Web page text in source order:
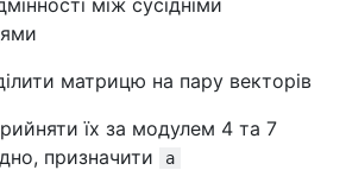
матрицю на пару векторів
їх за модулем 4 та 7
призначити
a